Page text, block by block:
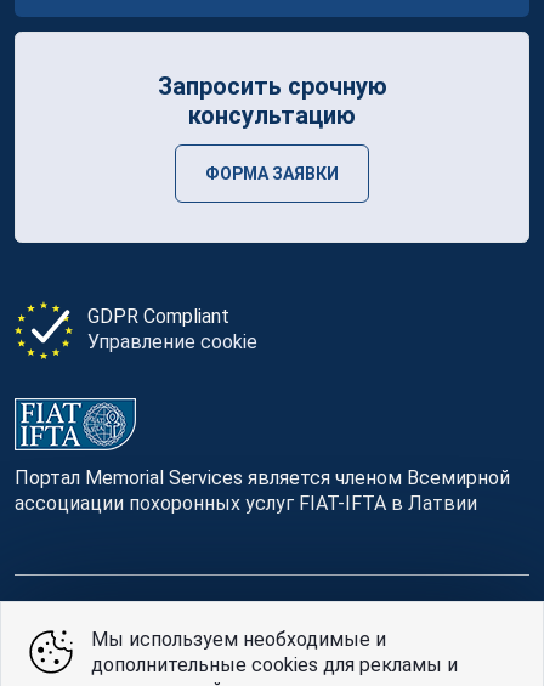
GDPR Compliant
Управление cookie
Портал Memorial Services является членом Всемирной
ассоциации похоронных услуг FIAT-IFTA в Латвии
Запросить срочную
консультацию
ФОРМА ЗАЯВКИ
© Memorial Services, 2016 — 2026 pr3-g
Политике конфиденциальностииусловия
Мы используем необходимые и
дополнительные cookies для рекламы и